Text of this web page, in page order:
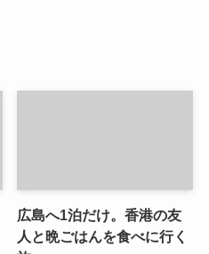
広島へ1泊だけ。香港の友
人と晩ごはんを食べに行く